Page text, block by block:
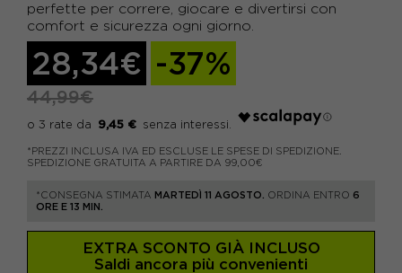
perfette per correre, giocare e divertirsi con
comfort e sicurezza ogni giorno.
28,34€ -37%
44,99€
9,45 €
*PREZZI INCLUSA IVA ED ESCLUSE LE SPESE DI SPEDIZIONE.
SPEDIZIONE GRATUITA A PARTIRE DA 99,00€
*CONSEGNA STIMATA MARTEDÌ 11 AGOSTO. ORDINA ENTRO 6
ORE E 13 MIN.
EXTRA SCONTO GIÀ INCLUSO
Saldi ancora più convenienti